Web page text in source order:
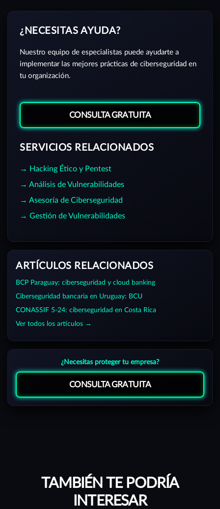
¿NECESITAS AYUDA?
Nuestro equipo de especialistas puede ayudarte a
implementar las mejores prácticas de ciberseguridad en
tu organización.
CONSULTA GRATUITA
SERVICIOS RELACIONADOS
→ Hacking Ético y Pentest
→ Análisis de Vulnerabilidades
→ Asesoría de Ciberseguridad
→ Gestión de Vulnerabilidades
ARTÍCULOS RELACIONADOS
BCP Paraguay: ciberseguridad y cloud banking
Ciberseguridad bancaria en Uruguay: BCU
CONASSIF 5-24: ciberseguridad en Costa Rica
Ver todos los artículos →
¿Necesitas proteger tu empresa?
CONSULTA GRATUITA
TAMBIÉN TE PODRÍA
INTERESAR